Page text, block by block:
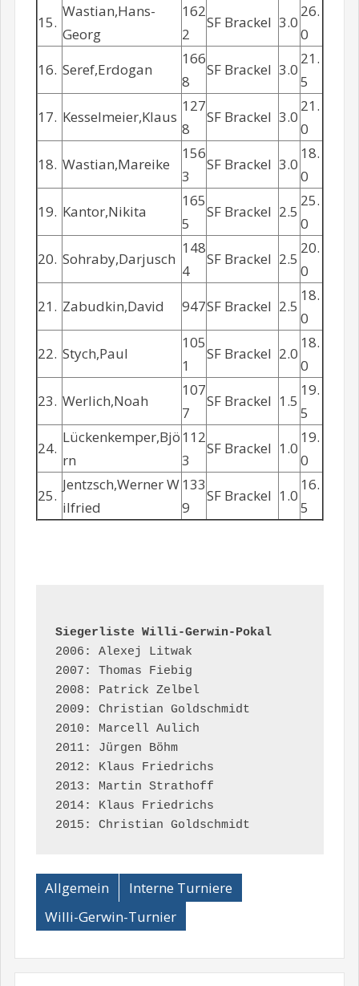
15.
Wastian,Hans-
Georg
162
2
SF Brackel 3.0
26.
0
16. Seref,Erdogan
166
8
SF Brackel 3.0
21.
5
17. Kesselmeier,Klaus
127
8
SF Brackel 3.0
21.
0
18. Wastian,Mareike
156
3
SF Brackel 3.0
18.
0
19. Kantor,Nikita
165
5
SF Brackel 2.5
25.
0
20. Sohraby,Darjusch
148
4
SF Brackel 2.5
20.
0
21. Zabudkin,David 947SF Brackel 2.5
18.
0
22. Stych,Paul
105
1
SF Brackel 2.0
18.
0
23. Werlich,Noah
107
7
SF Brackel 1.5
19.
5
24.
Lückenkemper,Bjö
rn
112
3
SF Brackel 1.0
19.
0
25.
Jentzsch,Werner W
ilfried
133
9
SF Brackel 1.0
16.
5
Siegerliste Willi-Gerwin-Pokal
2006: Alexej Litwak
2007: Thomas Fiebig
2008: Patrick Zelbel
2009: Christian Goldschmidt
2010: Marcell Aulich
2011: Jürgen Böhm
2012: Klaus Friedrichs
2013: Martin Strathoff
2014: Klaus Friedrichs
Allgemein
Interne Turniere
Willi-Gerwin-Turnier